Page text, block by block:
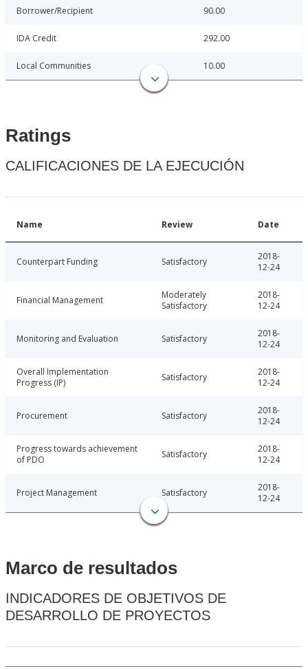
Borrower/Recipient 90.00
IDA Credit 292.00
Local Communities 10.00
Ratings
CALIFICACIONES DE LA EJECUCIÓN
Name Review Date
Counterpart Funding Satisfactory
2018-
12-24
Financial Management
Moderately
Satisfactory
2018-
12-24
Monitoring and Evaluation Satisfactory
2018-
12-24
Overall Implementation
Progress (IP)
Satisfactory
2018-
12-24
Procurement Satisfactory
2018-
12-24
Progress towards achievement
of PDO
Satisfactory
2018-
12-24
Project Management Satisfactory
2018-
12-24
Marco de resultados
INDICADORES DE OBJETIVOS DE
DESARROLLO DE PROYECTOS